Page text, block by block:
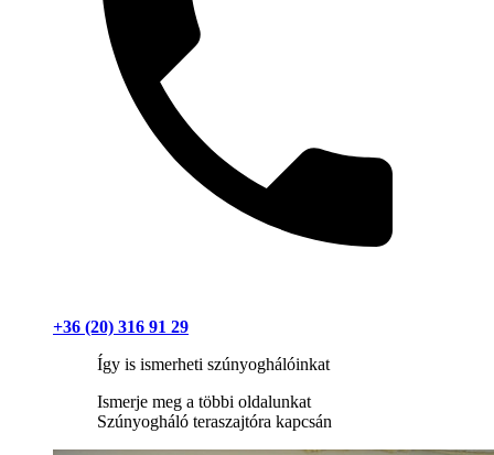
+36 (20) 316 91 29
Így is ismerheti szúnyoghálóinkat
Ismerje meg a többi oldalunkat
Szúnyogháló teraszajtóra kapcsán